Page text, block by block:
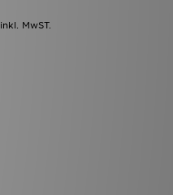
inkl. MwST.